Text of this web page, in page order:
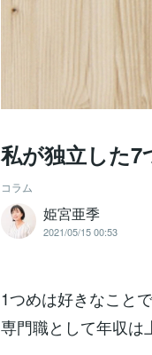
私が独立した7
コラム
姫宮亜季
2021/05/15 00:53
1つめは好きなこと
専門職として年収は